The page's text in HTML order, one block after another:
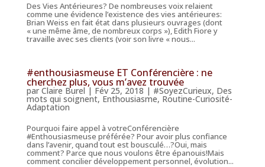
Des Vies Antérieures? De nombreuses voix relaient
comme une évidence l’existence des vies antérieures:
Brian Weiss en fait état dans plusieurs ouvrages (dont
« une même âme, de nombreux corps »), Edith Fiore y
travaille avec ses clients (voir son livre « nous...
#enthousiasmeuse ET Conférencière : ne
cherchez plus, vous m’avez trouvée
par Claire Burel | Fév 25, 2018 | #SoyezCurieux, Des
mots qui soignent, Enthousiasme, Routine-Curiosité-
Adaptation
Pourquoi faire appel à votreConférencière
#Enthousiasmeuse préférée? Pour avoir plus confiance
dans l’avenir, quand tout est bousculé…?Oui, mais
comment? Parce que nous voulons être épanouis!Mais
comment concilier développement personnel, évolution...